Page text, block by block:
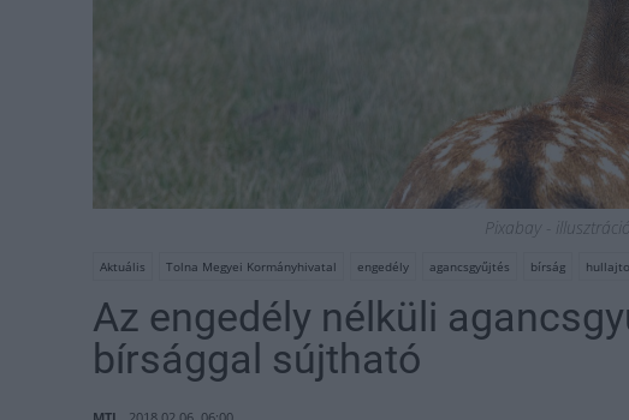
Pixabay - illusztráció
Aktuális Tolna Megyei Kormányhivatal engedély agancsgyűjtés bírság
Az engedély nélküli
bírsággal sújtható